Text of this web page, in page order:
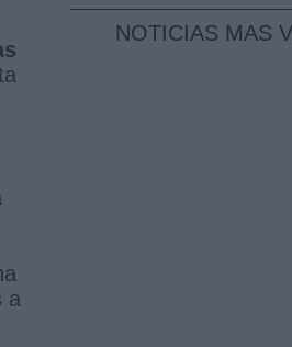
a
NOTICIAS MAS